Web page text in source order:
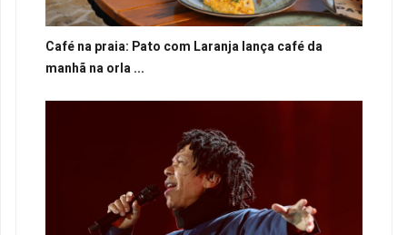
Café na praia: Pato com Laranja lança café da
manhã na orla ...